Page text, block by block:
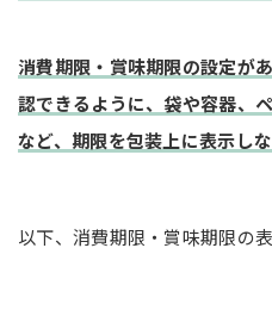
消費期限・賞味期限の設定が
認できるように、袋や容器、
など、期限を包装上に表示し
以下、消費期限・賞味期限の